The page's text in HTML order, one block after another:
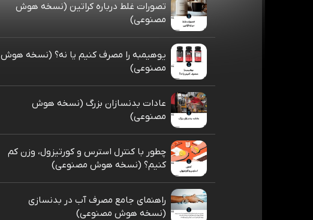
تصورات غلط درباره کراتین (نسخه هوش
مصنوعی)
یوهیمبه را مصرف کنیم یا نه؟ (نسخه هوش
مصنوعی)
عادات بدنسازان بزرگ (نسخه هوش
مصنوعی)
چطور با کنترل استرس و کورتیزول، وزن کم
کنیم؟ (نسخه هوش مصنوعی)
راهنمای جامع مصرف آب در بدنسازی
(نسخه هوش مصنوعی)